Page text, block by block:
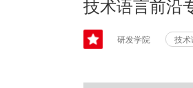
技术语言前沿
研发学院 技术